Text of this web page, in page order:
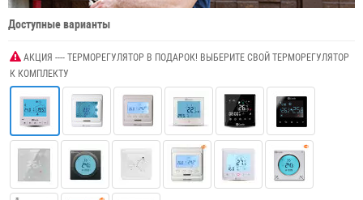
Доступные варианты
АКЦИЯ ---- ТЕРМОРЕГУЛЯТОР В ПОДАРОК! ВЫБЕРИТЕ СВОЙ ТЕРМОРЕГУЛЯТОР
К КОМПЛЕКТУ